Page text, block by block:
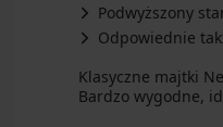
Podwyższony
Odpowiednie
Klasyczne majtki
Bardzo wygodne,